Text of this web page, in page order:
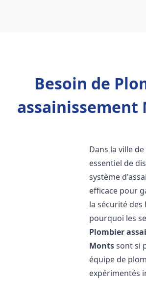
Besoin de
assainissement
Dans la ville de
essentiel de
système
efficace pour
la sécurité des
pourquoi les
Plombier
Montssont si
équipe de
expérimentés